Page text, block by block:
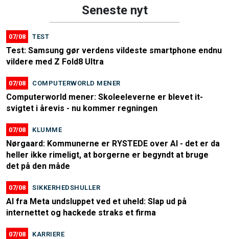
Seneste nyt
07/08 TEST
Test: Samsung gør verdens vildeste smartphone endnu
vildere med Z Fold8 Ultra
07/08 COMPUTERWORLD MENER
Computerworld mener: Skoleeleverne er blevet it-
svigtet i årevis - nu kommer regningen
07/08 KLUMME
Nørgaard: Kommunerne er RYSTEDE over AI - det er da
heller ikke rimeligt, at borgerne er begyndt at bruge
det på den måde
07/08 SIKKERHEDSHULLER
AI fra Meta undsluppet ved et uheld: Slap ud på
internettet og hackede straks et firma
07/08 KARRIERE